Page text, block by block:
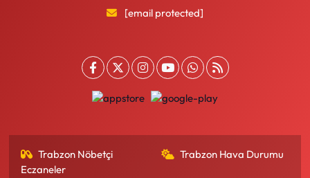
[email protected]
Trabzon Nöbetçi
Eczaneler
Trabzon Hava Durumu